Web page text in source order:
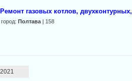
Ремонт газовых котлов,
город: Полтава| 158